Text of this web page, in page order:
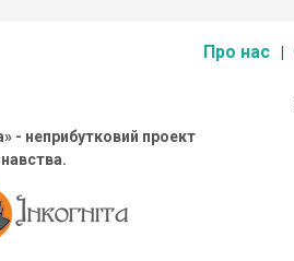
Про нас
- неприбутковий проект